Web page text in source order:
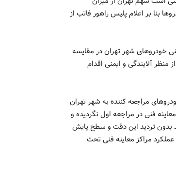
فنی تنها ۳۷ درصد است و ۴۰ درصد از خودروها بنا بر اعلام پلیس راهور فاتب از
خودروهای شهر تهران در مقایسه
آلایندگی و ایمنی اقدام
مراجعه کننده به شهر تهران
اخذ معاینه فنی در مراجعه اول نگردیده و
بدون تردید این دقت و سطح پایش
مراکز معاینه فنی تحت